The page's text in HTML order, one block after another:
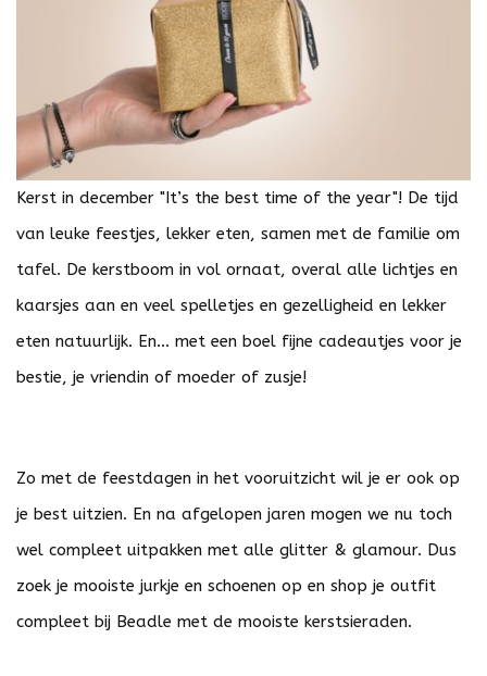
Kerst in december "It’s the best time of the year"! De tijd
van leuke feestjes, lekker eten, samen met de familie om
tafel. De kerstboom in vol ornaat, overal alle lichtjes en
kaarsjes aan en veel spelletjes en gezelligheid en lekker
eten natuurlijk. En... met een boel fijne cadeautjes voor je
bestie, je vriendin of moeder of zusje!
Zo met de feestdagen in het vooruitzicht wil je er ook op
je best uitzien. En na afgelopen jaren mogen we nu toch
wel compleet uitpakken met alle glitter & glamour. Dus
zoek je mooiste jurkje en schoenen op en shop je outfit
compleet bij Beadle met de mooiste kerstsieraden.